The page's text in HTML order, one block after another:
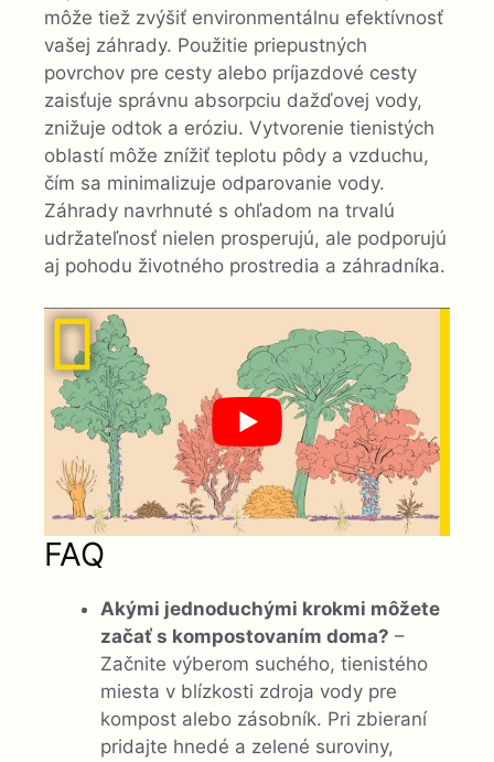
môže tiež zvýšiť environmentálnu efektívnosť
vašej záhrady. Použitie priepustných
povrchov pre cesty alebo príjazdové cesty
zaisťuje správnu absorpciu dažďovej vody,
znižuje odtok a eróziu. Vytvorenie tienistých
oblastí môže znížiť teplotu pôdy a vzduchu,
čím sa minimalizuje odparovanie vody.
Záhrady navrhnuté s ohľadom na trvalú
udržateľnosť nielen prosperujú, ale podporujú
aj pohodu životného prostredia a záhradníka.
FAQ
Akými jednoduchými krokmi môžete
začať s kompostovaním doma? –
Začnite výberom suchého, tienistého
miesta v blízkosti zdroja vody pre
kompost alebo zásobník. Pri zbieraní
pridajte hnedé a zelené suroviny,